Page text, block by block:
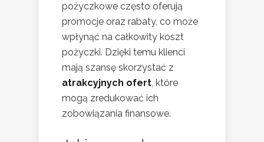
pożyczkowe często oferują
promocje oraz rabaty, co może
wpłynąć na całkowity koszt
pożyczki. Dzięki temu klienci
mają szansę skorzystać z
atrakcyjnych ofert, które
mogą zredukować ich
zobowiązania finansowe.